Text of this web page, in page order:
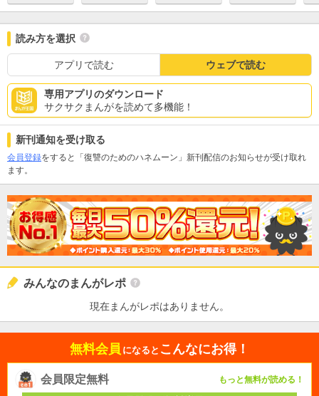
読み方を選択
アプリで読む ウェブで読む
専用アプリのダウンロード
サクサクまんがを読めて多機能！
新刊通知を受け取る
会員登録をすると「復讐のためのハネムーン」新刊配信のお知らせが受け取れ
ます。
みんなのまんがレポ
現在まんがレポはありません。
無料会員 になると こんなにお得！
会員限定無料 もっと無料が読める！